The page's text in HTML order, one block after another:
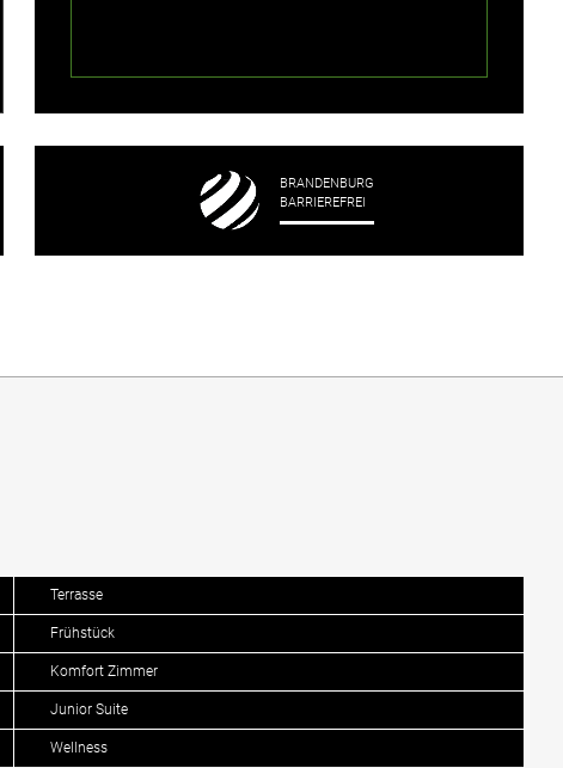
unser Hotel in Brandenburg an der Havel schätzen
BRANDENBURG
BARRIEREFREI
über barrierefreies Reisen und inklusive
Terrasse
Frühstück
Komfort Zimmer
Junior Suite
Wellness